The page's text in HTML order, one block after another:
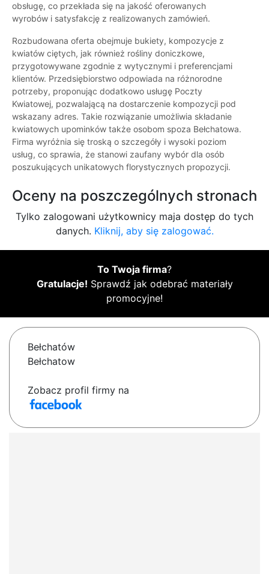
obsługę, co przekłada się na jakość oferowanych
wyrobów i satysfakcję z realizowanych zamówień.
Rozbudowana oferta obejmuje bukiety, kompozycje z
kwiatów ciętych, jak również rośliny doniczkowe,
przygotowywane zgodnie z wytycznymi i preferencjami
klientów. Przedsiębiorstwo odpowiada na różnorodne
potrzeby, proponując dodatkowo usługę Poczty
Kwiatowej, pozwalającą na dostarczenie kompozycji pod
wskazany adres. Takie rozwiązanie umożliwia składanie
kwiatowych upominków także osobom spoza Bełchatowa.
Firma wyróżnia się troską o szczegóły i wysoki poziom
usług, co sprawia, że stanowi zaufany wybór dla osób
poszukujących unikatowych florystycznych propozycji.
Oceny na poszczególnych stronach
Tylko zalogowani użytkownicy maja dostęp do tych
danych. Kliknij, aby się zalogować.
To Twoja firma?
Gratulacje! Sprawdź jak odebrać materiały
promocyjne!
Bełchatów
Bełchatow
Zobacz profil firmy na